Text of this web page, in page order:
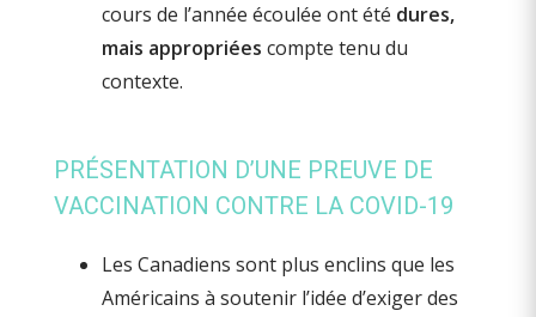
cours de l’année écoulée ont été dures,
mais appropriées compte tenu du
contexte.
PRÉSENTATION D’UNE PREUVE DE
VACCINATION CONTRE LA COVID-19
Les Canadiens sont plus enclins que les
Américains à soutenir l’idée d’exiger des